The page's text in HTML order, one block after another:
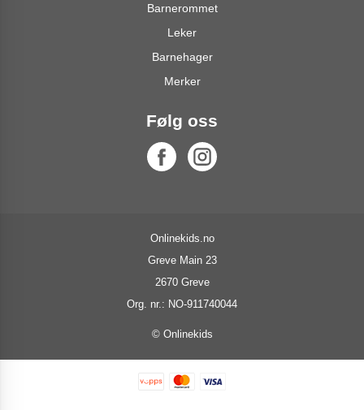
Barnerommet
Leker
Barnehager
Merker
Følg oss
Onlinekids.no
Greve Main 23
2670 Greve
Org. nr.: NO-911740044
© Onlinekids